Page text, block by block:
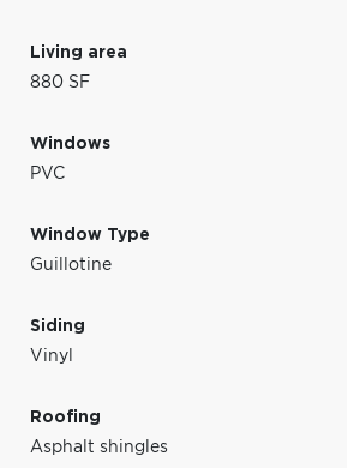
Living area
880 SF
Windows
PVC
Window Type
Guillotine
Siding
Vinyl
Roofing
Asphalt shingles